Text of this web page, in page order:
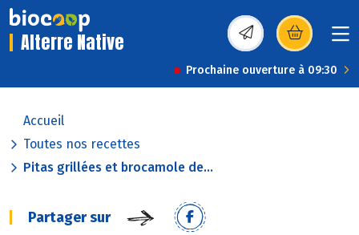
Alterre Native (s’ouvre dans une
Prochaine ouverture à 09:30
Accueil
Toutes nos recettes
Pitas grillées et brocamole de...
Partager sur